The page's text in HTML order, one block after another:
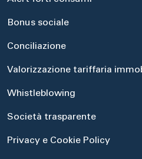
Bonus sociale
Conciliazione
Valorizzazione tariffaria
Whistleblowing
Società trasparente
Privacy e Cookie Policy